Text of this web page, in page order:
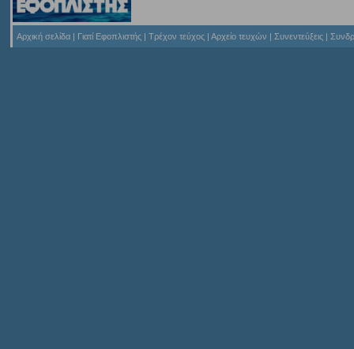
Αρχική σελίδα | Γιατί Εφοπλιστής | Τρέχον τεύχος | Αρχείο τευχών | Συνεντεύξεις |